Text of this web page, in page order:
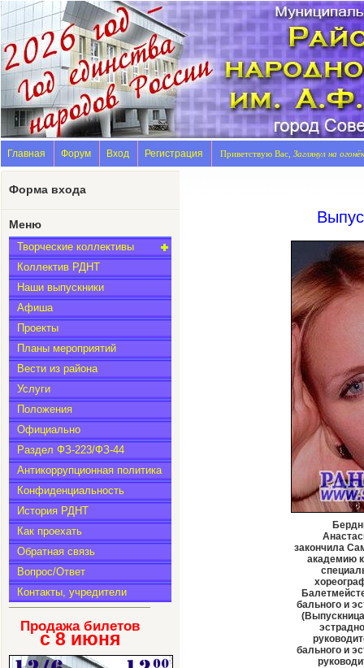
Главная Форум Вход Регистрация Приветствую Вас, Заглянул на огонёк
Форма входа
Меню
Творческие коллективы
Коллектив РДНТ
Наши выпускники
Афиша
Проекты
Планы мероприятий
Вести из района
Услуги
Положения
Официально
Раздел ФЗ-223/ФЗ-44
Антикоррупционная политика
Конфиденциальность
История РДНТ
Как проехать
Обратная связь
Вопрос/Ответ
Контакты, учредители
Продажа билетов
с 8 июня
закончила
академию
бального и
бального и